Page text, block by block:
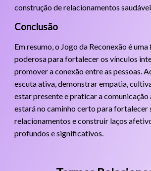
construção de relacionamentos
Conclusão
Em resumo, o Jogo da Reconexão é
poderosa para fortalecer os vínculos
promover a conexão entre as pessoas.
escuta ativa, demonstrar empatia,
estar presente e praticar a comunicação
estará no caminho certo para fortalecer
relacionamentos e construir laços
profundos e significativos.